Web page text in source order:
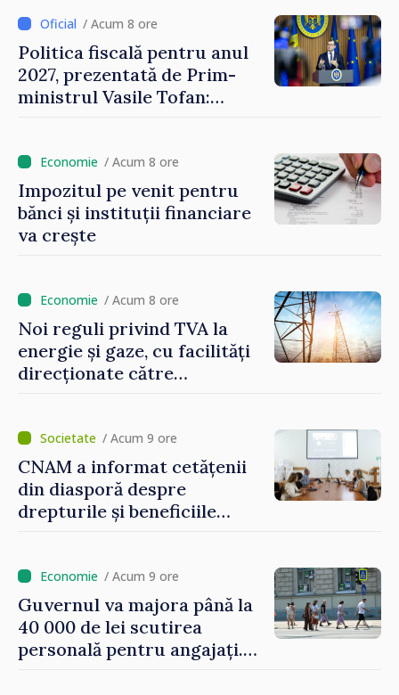
/ Acum 8 ore
Politica fiscală pentru anul
2027, prezentată de Prim-
ministrul Vasile Tofan:
taxare mai echitabilă
/ Acum 8 ore
Impozitul pe venit pentru
bănci și instituții financiare
va crește
/ Acum 8 ore
Noi reguli privind TVA la
energie și gaze, cu facilități
direcționate către
/ Acum 9 ore
CNAM a informat cetățenii
din diasporă despre
drepturile și beneficiile
/ Acum 9 ore
Guvernul va majora până la
40 000 de lei scutirea
personală pentru angajați.